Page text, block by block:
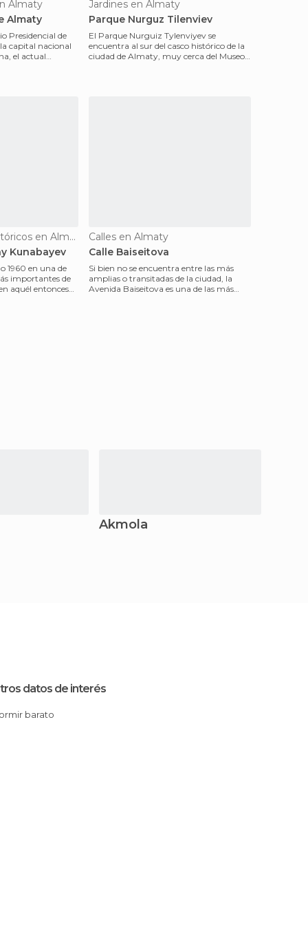
Almaty
Almaty
Presidencial de
capital nacional
el actual
Jardines en Almaty
Parque Nurguz Tilenviev
El Parque Nurguiz Tylenviyev se
encuentra al sur del casco histórico de la
ciudad de Almaty, muy cerca del Museo
Monumentos Históricos en Almaty
Kunabayev
1960 en una de
importantes de
aquél entonces
Calles en Almaty
Calle Baiseitova
Si bien no se encuentra entre las más
amplias o transitadas de la ciudad, la
Avenida Baiseitova es una de las más
Akmola
datos de interés
barato